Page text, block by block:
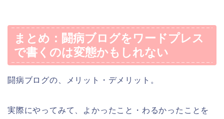
まとめ：闘病ブログをワードプレス
で書くのは変態かもしれない
闘病ブログの、メリット・デメリット。
実際にやってみて、よかったこと・わるかったことを